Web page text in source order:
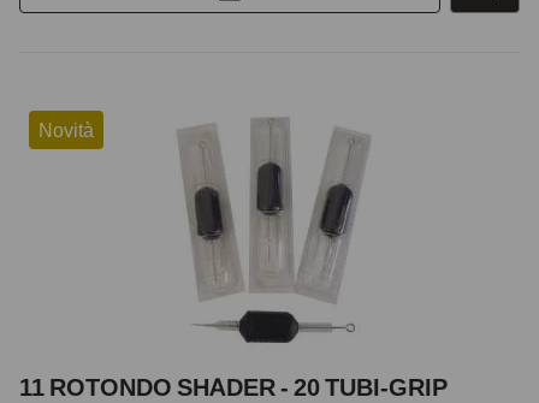
Novità
11 ROTONDO SHADER - 20 TUBI-GRIP